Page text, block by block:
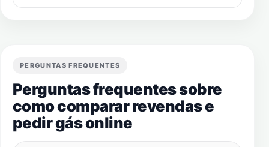
PERGUNTAS FREQUENTES
Perguntas frequentes sobre
como comparar revendas e
pedir gás online